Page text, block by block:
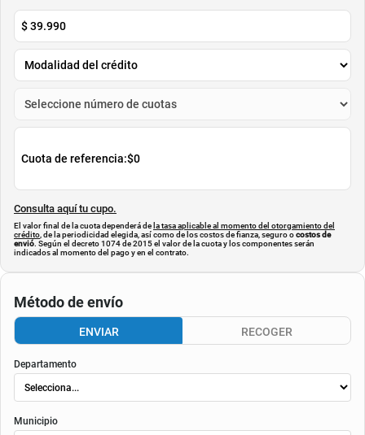
$39.990
Cuota de referencia:$0
Consulta aquí tu cupo.
El valor final de la cuota dependerá de la tasa aplicable al momento del otorgamiento del
crédito , de la periodicidad elegida, así como de los costos de fianza, seguro ocostos de
envió. Según el decreto 1074 de 2015 el valor de la cuota y los componentes serán
indicados al momento del pago y en el contrato.
Método de envío
ENVIAR RECOGER
Departamento
Municipio